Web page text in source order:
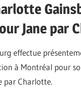
Jane par
effectue
à Montréal pour
par Charlotte.